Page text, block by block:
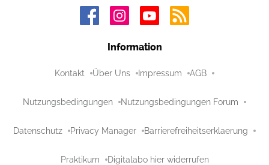
Information
Kontakt Über Uns Impressum AGB
Nutzungsbedingungen Nutzungsbedingungen Forum
Datenschutz Privacy Manager Barrierefreiheitserklaerung
Praktikum Digitalabo hier widerrufen